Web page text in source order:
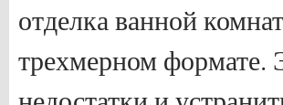
отделка ванной
трехмерном формате.